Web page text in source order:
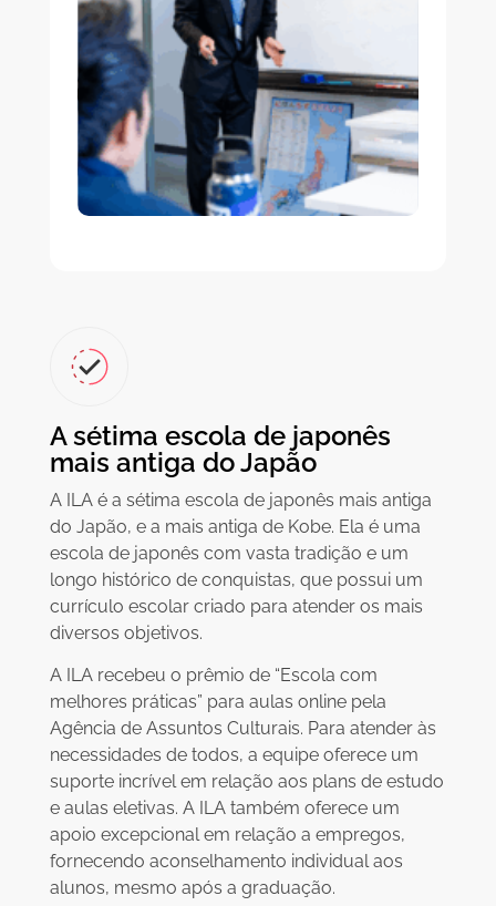
A sétima escola de japonês
mais antiga do Japão
A ILA é a sétima escola de japonês mais antiga
do Japão, e a mais antiga de Kobe. Ela é uma
escola de japonês com vasta tradição e um
longo histórico de conquistas, que possui um
currículo escolar criado para atender os mais
diversos objetivos.
A ILA recebeu o prêmio de “Escola com
melhores práticas” para aulas online pela
Agência de Assuntos Culturais. Para atender às
necessidades de todos, a equipe oferece um
suporte incrível em relação aos plans de estudo
e aulas eletivas. A ILA também oferece um
apoio excepcional em relação a empregos,
fornecendo aconselhamento individual aos
alunos, mesmo após a graduação.